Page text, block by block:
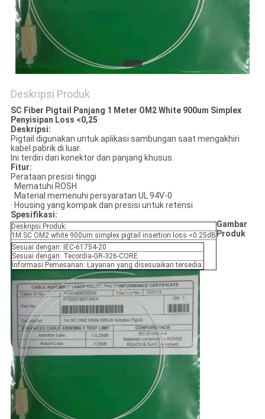
Deskripsi Produk
SC Fiber Pigtail Panjang 1 Meter OM2 White 900um Simplex
Penyisipan Loss <0,25
Deskripsi:
Pigtail digunakan untuk aplikasi sambungan saat mengakhiri
kabel pabrik di luar.
Ini terdiri dari konektor dan panjang khusus.
Fitur:
Perataan presisi tinggi
· Mematuhi ROSH
· Material memenuhi persyaratan UL 94V-0
· Housing yang kompak dan presisi untuk retensi
Spesifikasi:
Deskripsi Produk:
1M SC OM2 white 900um simplex pigtail insertion loss <0.25dB
Sesuai dengan: IEC-61754-20
Sesuai dengan: Tecordia-GR-326-CORE
Informasi Pemesanan: Layanan yang disesuaikan tersedia.
Gambar
Produk